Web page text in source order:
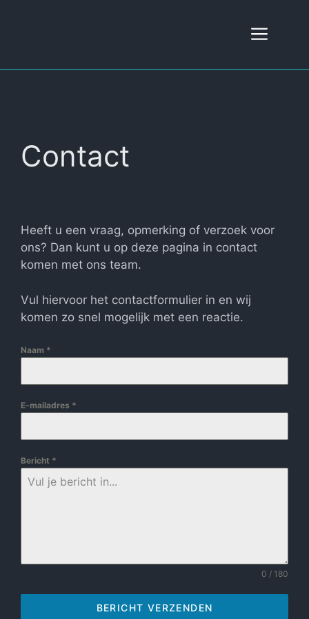
Contact
Heeft u een vraag, opmerking of verzoek voor
ons? Dan kunt u op deze pagina in contact
komen met ons team.
Vul hiervoor het contactformulier in en wij
komen zo snel mogelijk met een reactie.
Naam *
E-mailadres *
Bericht *
0 / 180
BERICHT VERZENDEN